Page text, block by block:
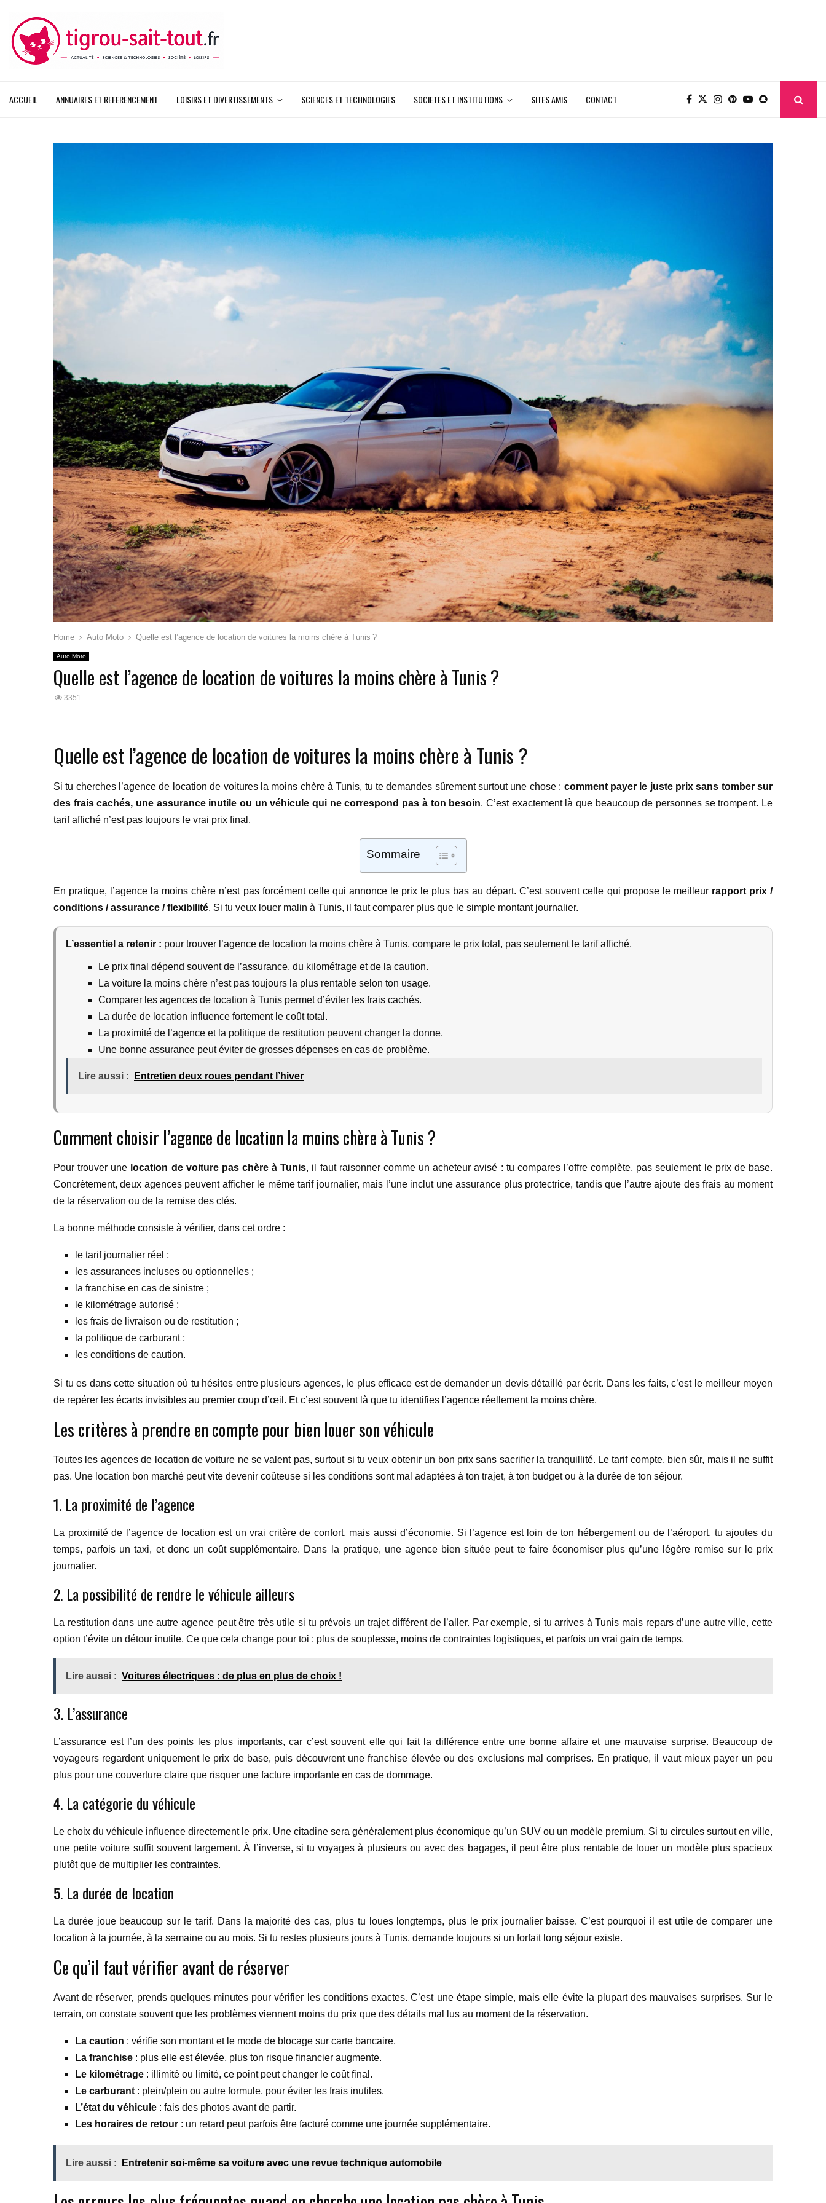
ACCUEIL ANNUAIRES ET REFERENCEMENT LOISIRS ET DIVERTISSEMENTS SCIENCES ET TECHNOLOGIES SOCIETES ET INSTITUTIONS SITES AMIS CONTACT
Home Auto Moto Quelle est l’agence de location de voitures la moins chère à Tunis ?
Auto Moto
Quelle est l’agence de location de voitures la moins chère à Tunis ?
3351
Quelle est l’agence de location de voitures la moins chère à Tunis ?
Si tu cherches l’agence de location de voitures la moins chère à Tunis, tu te demandes sûrement surtout une chose : comment payer le juste prix sans tomber sur
des frais cachés, une assurance inutile ou un véhicule qui ne correspond pas à ton besoin. C’est exactement là que beaucoup de personnes se trompent. Le
tarif affiché n’est pas toujours le vrai prix final.
Sommaire
En pratique, l’agence la moins chère n’est pas forcément celle qui annonce le prix le plus bas au départ. C’est souvent celle qui propose le meilleur rapport prix /
conditions / assurance / flexibilité. Si tu veux louer malin à Tunis, il faut comparer plus que le simple montant journalier.
L’essentiel a retenir : pour trouver l’agence de location la moins chère à Tunis, compare le prix total, pas seulement le tarif affiché.
Le prix final dépend souvent de l’assurance, du kilométrage et de la caution.
La voiture la moins chère n’est pas toujours la plus rentable selon ton usage.
Comparer les agences de location à Tunis permet d’éviter les frais cachés.
La durée de location influence fortement le coût total.
La proximité de l’agence et la politique de restitution peuvent changer la donne.
Une bonne assurance peut éviter de grosses dépenses en cas de problème.
Lire aussi : Entretien deux roues pendant l’hiver
Comment choisir l’agence de location la moins chère à Tunis ?
Pour trouver une location de voiture pas chère à Tunis, il faut raisonner comme un acheteur avisé : tu compares l’offre complète, pas seulement le prix de base.
Concrètement, deux agences peuvent afficher le même tarif journalier, mais l’une inclut une assurance plus protectrice, tandis que l’autre ajoute des frais au moment
de la réservation ou de la remise des clés.
La bonne méthode consiste à vérifier, dans cet ordre :
le tarif journalier réel ;
les assurances incluses ou optionnelles ;
la franchise en cas de sinistre ;
le kilométrage autorisé ;
les frais de livraison ou de restitution ;
la politique de carburant ;
les conditions de caution.
Si tu es dans cette situation où tu hésites entre plusieurs agences, le plus efficace est de demander un devis détaillé par écrit. Dans les faits, c’est le meilleur moyen
de repérer les écarts invisibles au premier coup d’œil. Et c’est souvent là que tu identifies l’agence réellement la moins chère.
Les critères à prendre en compte pour bien louer son véhicule
Toutes les agences de location de voiture ne se valent pas, surtout si tu veux obtenir un bon prix sans sacrifier la tranquillité. Le tarif compte, bien sûr, mais il ne suffit
pas. Une location bon marché peut vite devenir coûteuse si les conditions sont mal adaptées à ton trajet, à ton budget ou à la durée de ton séjour.
1. La proximité de l’agence
La proximité de l’agence de location est un vrai critère de confort, mais aussi d’économie. Si l’agence est loin de ton hébergement ou de l’aéroport, tu ajoutes du
temps, parfois un taxi, et donc un coût supplémentaire. Dans la pratique, une agence bien située peut te faire économiser plus qu’une légère remise sur le prix
journalier.
2. La possibilité de rendre le véhicule ailleurs
La restitution dans une autre agence peut être très utile si tu prévois un trajet différent de l’aller. Par exemple, si tu arrives à Tunis mais repars d’une autre ville, cette
option t’évite un détour inutile. Ce que cela change pour toi : plus de souplesse, moins de contraintes logistiques, et parfois un vrai gain de temps.
Lire aussi : Voitures électriques : de plus en plus de choix !
3. L’assurance
L’assurance est l’un des points les plus importants, car c’est souvent elle qui fait la différence entre une bonne affaire et une mauvaise surprise. Beaucoup de
voyageurs regardent uniquement le prix de base, puis découvrent une franchise élevée ou des exclusions mal comprises. En pratique, il vaut mieux payer un peu
plus pour une couverture claire que risquer une facture importante en cas de dommage.
4. La catégorie du véhicule
Le choix du véhicule influence directement le prix. Une citadine sera généralement plus économique qu’un SUV ou un modèle premium. Si tu circules surtout en ville,
une petite voiture suffit souvent largement. À l’inverse, si tu voyages à plusieurs ou avec des bagages, il peut être plus rentable de louer un modèle plus spacieux
plutôt que de multiplier les contraintes.
5. La durée de location
La durée joue beaucoup sur le tarif. Dans la majorité des cas, plus tu loues longtemps, plus le prix journalier baisse. C’est pourquoi il est utile de comparer une
location à la journée, à la semaine ou au mois. Si tu restes plusieurs jours à Tunis, demande toujours si un forfait long séjour existe.
Ce qu’il faut vérifier avant de réserver
Avant de réserver, prends quelques minutes pour vérifier les conditions exactes. C’est une étape simple, mais elle évite la plupart des mauvaises surprises. Sur le
terrain, on constate souvent que les problèmes viennent moins du prix que des détails mal lus au moment de la réservation.
La caution : vérifie son montant et le mode de blocage sur carte bancaire.
La franchise : plus elle est élevée, plus ton risque financier augmente.
Le kilométrage : illimité ou limité, ce point peut changer le coût final.
Le carburant : plein/plein ou autre formule, pour éviter les frais inutiles.
L’état du véhicule : fais des photos avant de partir.
Les horaires de retour : un retard peut parfois être facturé comme une journée supplémentaire.
Lire aussi : Entretenir soi-même sa voiture avec une revue technique automobile